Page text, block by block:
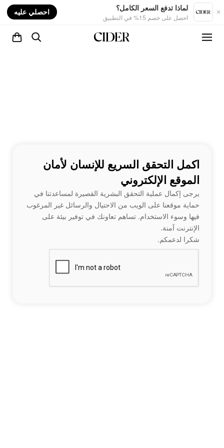
لماذا تدفع السعر الكامل؟
احصل على خصم 15% في التطبيق
احصلي عليه
اكمل التحقق السريع للإنسان لأمان
الموقع الإلكتروني
يرجى إكمال عملية التحقق البشرية القصيرة لمساعدتنا في
حماية موقعنا على الويب من الاحتيال والرسائل غير المرغوب
فيها وسوء الاستخدام. تساهم تعاونك في توفير بيئة على
الإنترنت آمنة.
شكرا لدعمكم.